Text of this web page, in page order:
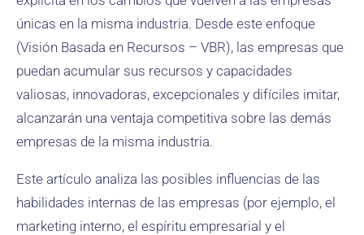
únicas en la misma industria. Desde este enfoque
(Visión Basada en Recursos – VBR), las empresas que
puedan acumular sus recursos y capacidades
valiosas, innovadoras, excepcionales y difíciles imitar,
alcanzarán una ventaja competitiva sobre las demás
empresas de la misma industria.
Este artículo analiza las posibles influencias de las
habilidades internas de las empresas (por ejemplo, el
marketing interno, el espíritu empresarial y el